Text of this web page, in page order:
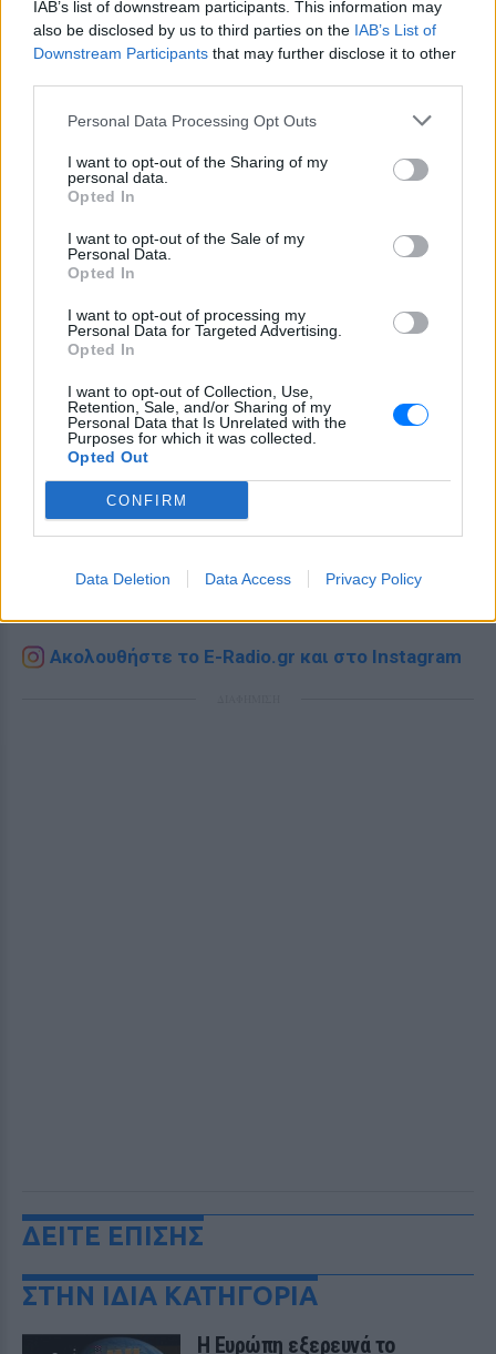
IAB’s list of downstream participants. This information may
also be disclosed by us to third parties on the IAB’s List of
Downstream Participants that may further disclose it to other
Personal Data Processing Opt Outs
I want to opt-out of the Sharing of my
personal data.
Opted In
I want to opt-out of the Sale of my
Personal Data.
Opted In
I want to opt-out of processing my
Personal Data for Targeted Advertising.
Opted In
I want to opt-out of Collection, Use,
Retention, Sale, and/or Sharing of my
Personal Data that Is Unrelated with the
Purposes for which it was collected.
Opted Out
CONFIRM
Data Deletion Data Access Privacy Policy
Ακολουθήστε το E-Radio.gr στο
Εσύ μπήκες στο E-Daily.gr; Τα νέα της ημέρας
Ακολουθήστε το E-Radio.gr και στο Instagram
ΔΕΙΤΕ ΕΠΙΣΗΣ
ΣΤΗΝ ΙΔΙΑ ΚΑΤΗΓΟΡΙΑ
Η Ευρώπη εξερευνά το